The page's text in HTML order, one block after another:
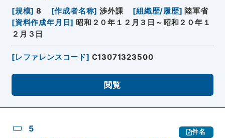
[規模] 8 [作成者名称] 渉外課 [組織歴/履歴] 陸軍省
[資料作成年月日] 昭和２０年１２月３日～昭和２０年１
２月３日
[レファレンスコード] C13071323500
閲覧
5 件名